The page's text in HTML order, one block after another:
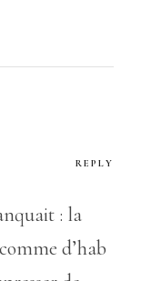
REPLY
: la
d’hab